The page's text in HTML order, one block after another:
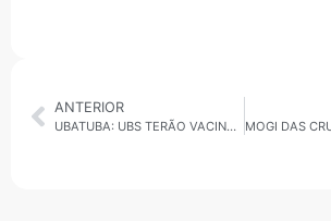
ANTERIOR
UBATUBA: UBS TERÃO VACINAÇÃO NA SEXTA-FEIRA ATÉ AS NOVE DA NOITE